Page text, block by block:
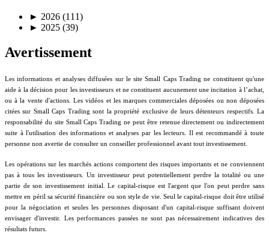
► 2026 (111)
► 2025 (39)
Avertissement
Les informations et analyses diffusées sur le site Small Caps Trading ne constituent qu'une
aide à la décision pour les investisseurs et ne constituent aucunement une incitation à l’achat,
ou à la vente d'actions. Les vidéos et les marques commerciales déposées ou non déposées
citées sur Small Caps Trading sont la propriété exclusive de leurs détenteurs respectifs. La
responsabilité du site Small Caps Trading ne peut être retenue directement ou indirectement
suite à l'utilisation des informations et analyses par les lecteurs. Il est recommandé à toute
personne non avertie de consulter un conseiller professionnel avant tout investissement.
Les opérations sur les marchés actions comportent des risques importants et ne conviennent
pas à tous les investisseurs. Un investisseur peut potentiellement perdre la totalité ou une
partie de son investissement initial. Le capital-risque est l'argent que l'on peut perdre sans
mettre en péril sa sécurité financière ou son style de vie. Seul le capital-risque doit être utilisé
pour la négociation et seules les personnes disposant d'un capital-risque suffisant doivent
envisager d'investir. Les performances passées ne sont pas nécessairement indicatives des
résultats futurs.